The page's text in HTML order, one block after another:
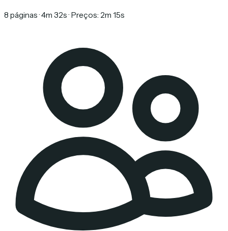
8 páginas · 4m 32s · Preços: 2m 15s